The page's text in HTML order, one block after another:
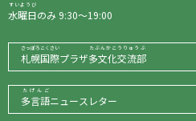
水曜日
すいようび
のみ 9:30〜19:00
札幌国際
さっぽろこくさい
プラザ多文化交流部
たぶんかこうりゅうぶ
多言語
たげんご
ニュースレター